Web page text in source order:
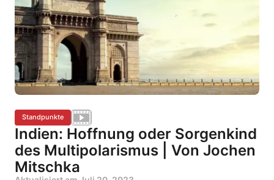
Standpunkte
Indien: Hoffnung oder Sorgenkind
des Multipolarismus | Von Jochen
Mitschka